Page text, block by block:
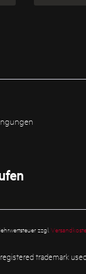
zzgl.
trademark